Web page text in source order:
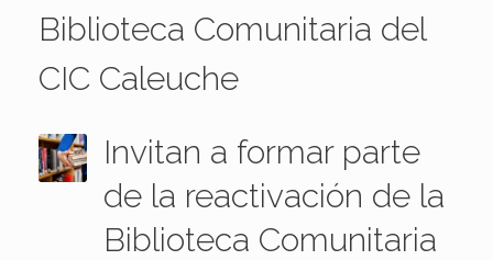
Biblioteca Comunitaria del
CIC Caleuche
Invitan a formar parte
de la reactivación de la
Biblioteca Comunitaria